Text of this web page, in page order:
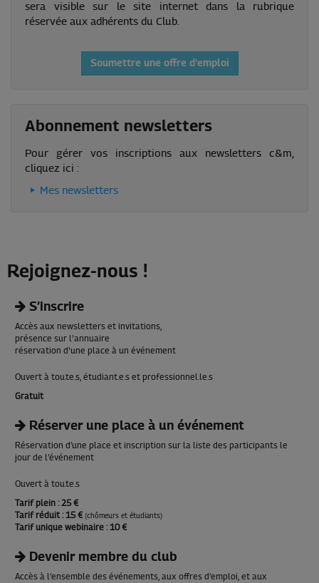
sera visible sur le site internet dans la rubrique
réservée aux adhérents du Club.
Soumettre une offre d'emploi
Abonnement newsletters
Pour gérer vos inscriptions aux newsletters c&m,
cliquez ici :
Mes newsletters
Rejoignez-nous !
S’inscrire
Accès aux newsletters et invitations,
présence sur l'annuaire
réservation d'une place à un événement
Ouvert à tou.te.s, étudiant.e.s et professionnel.le.s
Gratuit
Réserver une place à un événement
Réservation d’une place et inscription sur la liste des participants le
jour de l’événement
Ouvert à tou.te.s
Tarif plein : 25 €
Tarif réduit : 15 € (chômeurs et étudiants)
Tarif unique webinaire : 10 €
Devenir membre du club
Accès à l’ensemble des événements, aux offres d’emploi, et aux